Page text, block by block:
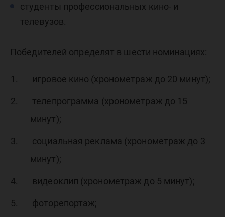
студенты профессиональных кино- и
телевузов.
Победителей определят в шести номинациях:
игровое кино (хронометраж до 20 минут);
телепрограмма (хронометраж до 15
минут);
социальная реклама (хронометраж до 3
минут);
видеоклип (хронометраж до 5 минут);
фоторепортаж;